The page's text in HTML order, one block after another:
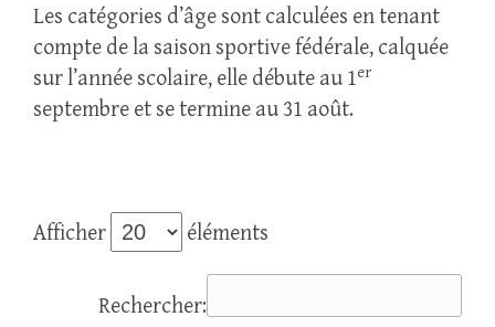
Les catégories d’âge sont calculées en tenant
compte de la saison sportive fédérale, calquée
sur l’année scolaire, elle débute au 1er
septembre et se termine au 31 août.
Afficher éléments
Rechercher: